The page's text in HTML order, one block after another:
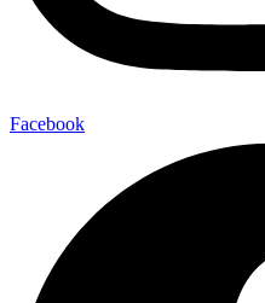
Facebook